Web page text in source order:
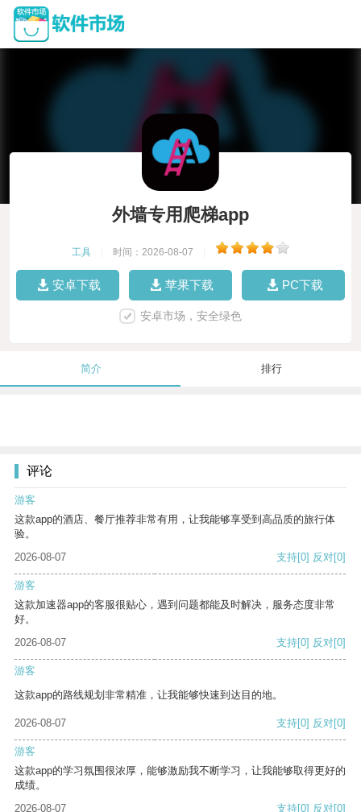
外墙专用爬梯app
工具 时间：2026-08-07
安卓下载 苹果下载 PC下载
安卓市场，安全绿色
简介 排行
评论
游客
这款app的酒店、餐厅推荐非常有用，让我能够享受到高品质的旅行体
验。
2026-08-07
支持[0] 反对[0]
游客
这款加速器app的客服很贴心，遇到问题都能及时解决，服务态度非常
好。
2026-08-07
支持[0] 反对[0]
游客
这款app的路线规划非常精准，让我能够快速到达目的地。
2026-08-07 支持[0] 反对[0]
游客
这款app的学习氛围很浓厚，能够激励我不断学习，让我能够取得更好的
成绩。
2026-08-07
支持[0] 反对[0]